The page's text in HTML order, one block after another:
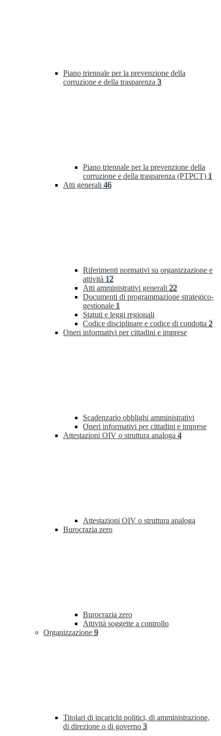
Piano triennale per la prevenzione della
corruzione e della trasparenza 3
Piano triennale per la prevenzione della
corruzione e della trasparenza (PTPCT) 1
Atti generali 46
Riferimenti normativi su organizzazione e
attività 12
Atti amministrativi generali 22
Documenti di programmazione strategico-
gestionale 1
Statuti e leggi regionali
Codice disciplinare e codice di condotta 2
Oneri informativi per cittadini e imprese
Scadenzario obblighi amministrativi
Oneri informativi per cittadini e imprese
Attestazioni OIV o struttura analoga 4
Attestazioni OIV o struttura analoga
Burocrazia zero
Burocrazia zero
Attività soggette a controllo
Organizzazione 9
Titolari di incarichi politici, di amministrazione,
di direzione o di governo 3